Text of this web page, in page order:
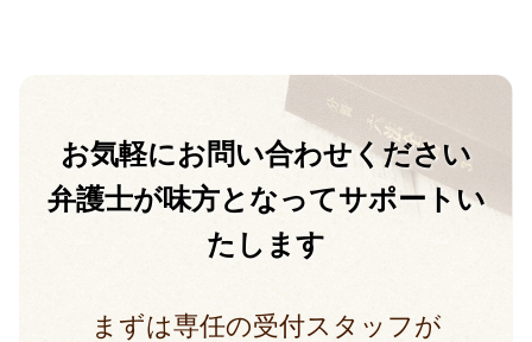
お気軽にお問い合わせください
弁護士が味方となってサポートい
たします
まずは専任の受付スタッフが